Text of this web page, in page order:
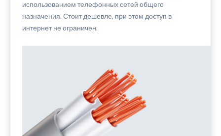
использованием телефонных сетей общего
назначения. Стоит дешевле, при этом доступ в
интернет не ограничен.